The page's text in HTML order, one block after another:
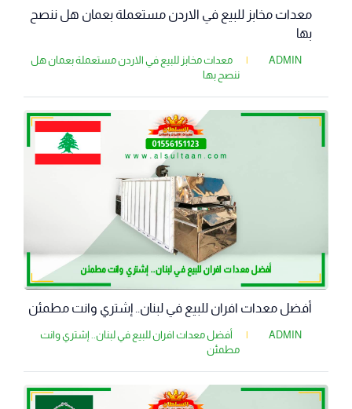
معدات مخابز للبيع في الاردن مستعملة بعمان هل ننصح
بها
ADMIN
معدات مخابز للبيع في الاردن مستعملة بعمان هل
ننصح بها
أفضل معدات افران للبيع في لبنان.. إشتري وانت مطمئن
ADMIN
أفضل معدات افران للبيع في لبنان.. إشتري وانت
مطمئن